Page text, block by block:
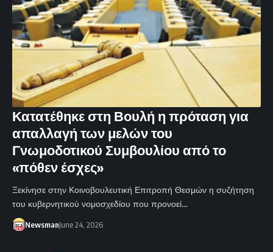
Κατατέθηκε στη Βουλή η πρόταση για
απαλλαγή των μελών του
Γνωμοδοτικού Συμβουλίου από το
«πόθεν έσχες»
Ξεκίνησε στην Κοινοβουλευτική Επιτροπή Θεσμών η συζήτηση
του κυβερνητικού νομοσχεδίου που προνοεί…
NewsmanJune 24, 2026